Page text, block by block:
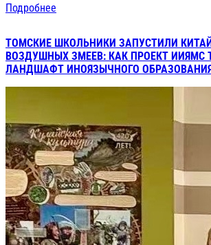
Подробнее
ТОМСКИЕ ШКОЛЬНИКИ ЗАПУСТИЛИ
ВОЗДУШНЫХ ЗМЕЕВ: КАК ПРОЕКТ ИИЯМС
ЛАНДШАФТ ИНОЯЗЫЧНОГО